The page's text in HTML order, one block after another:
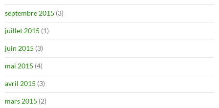
septembre 2015 (3)
juillet 2015 (1)
juin 2015 (3)
mai 2015 (4)
avril 2015 (3)
mars 2015 (2)